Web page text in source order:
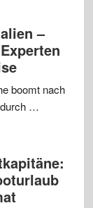
–
boomt nach
…